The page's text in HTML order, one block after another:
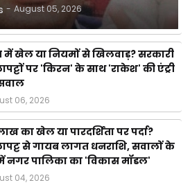
- August 05, 2026
में खेल या नियमों से खिलवाड़? सरकारी
पर 'किरन' के साथ 'राकेश' की एंट्री
06, 2026
का खेल या पारदर्शिता पर पर्दा?
से गायब लागत धनराशि, सवालों के
नगर पालिका का 'विकास मॉडल'
04, 2026